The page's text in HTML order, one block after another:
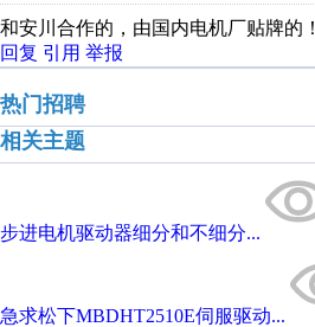
和安川合作的，由国内电机厂贴牌的！
回复 引用 举报
热门招聘
相关主题
步进电机驱动器细分和不细分...
急求松下MBDHT2510E伺服驱动...